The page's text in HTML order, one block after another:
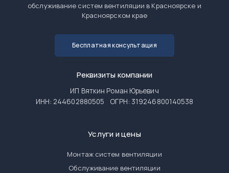
обслуживание систем вентиляции в Красноярске и
Красноярском крае
Бесплатная консультация
Реквизиты компании
ИП Вяткин Роман Юрьевич
ИНН: 244602880505
ОГРН: 319246800140538
Услуги и цены
Монтаж систем вентиляции
Обслуживание вентиляции